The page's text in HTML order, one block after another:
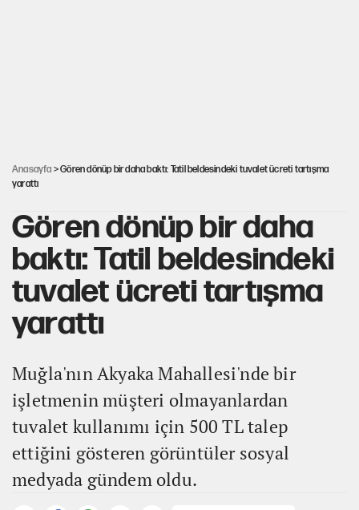
Anasayfa > Gören dönüp bir daha baktı: Tatil beldesindeki tuvalet ücreti tartışma
yarattı
Gören dönüp bir daha
baktı: Tatil beldesindeki
tuvalet ücreti tartışma
yarattı
Muğla'nın Akyaka Mahallesi'nde bir
işletmenin müşteri olmayanlardan
tuvalet kullanımı için 500 TL talep
ettiğini gösteren görüntüler sosyal
medyada gündem oldu.